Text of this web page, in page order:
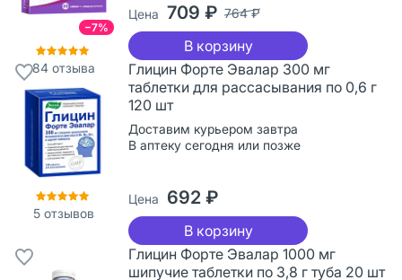
−7%
84 отзыва
Цена 709 ₽ 764 ₽
В корзину
5 отзывов
Глицин Форте Эвалар 300 мг
таблетки для рассасывания по 0,6 г
120 шт
Доставим курьером завтра
В аптеку сегодня или позже
Цена 692 ₽
В корзину
Глицин Форте Эвалар 1000 мг
шипучие таблетки по 3,8 г туба 20 шт